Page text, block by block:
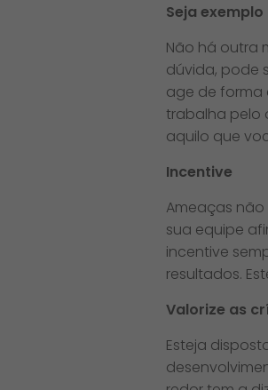
Seja exemplo
Não há outra
dúvida, pode
age de forma
trabalha pelo
aquilo que
Incentive
Ameaças
sua equipe
incentive
resultados.
Valorize as
Esteja